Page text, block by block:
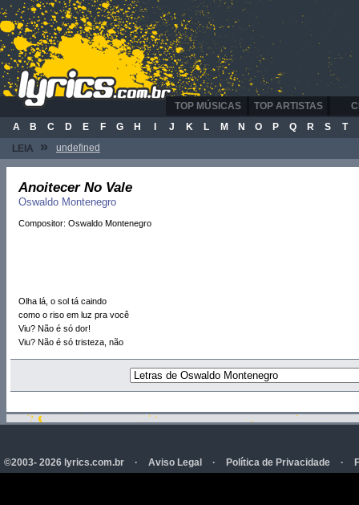
TOP ARTISTAS
TOP MÚSICAS
A
B C D E F G H J K L M N O P Q R S T
LEIA
» undefined
Anoitecer No Vale
Oswaldo Montenegro
Compositor: Oswaldo Montenegro
Olha lá, o sol tá caindo
como o riso em luz pra você
Viu? Não é só dor!
Viu? Não é só tristeza, não
©2003- 2026 lyrics.com.br · Aviso Legal · Política de Privacidade ·